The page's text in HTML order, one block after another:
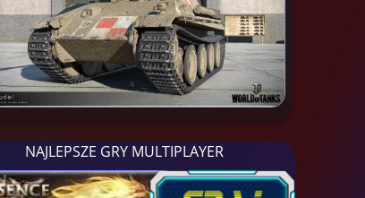
NAJLEPSZE GRY MULTIPLAYER